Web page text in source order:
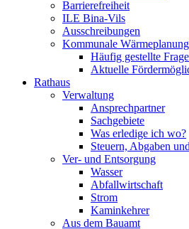
Barrierefreiheit
ILE Bina-Vils
Ausschreibungen
Kommunale Wärmeplanung
Häufig gestellte
Aktuelle
Rathaus
Verwaltung
Ansprechpartner
Sachgebiete
Was erledige ich wo?
Steuern, Abgaben
Ver- und Entsorgung
Wasser
Abfallwirtschaft
Strom
Kaminkehrer
Aus dem Bauamt